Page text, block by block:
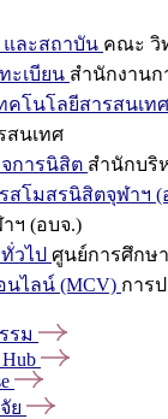
ละสถาบัน คณะ วิ
ะเบียน สำนักงานก
คโนโลยีสารสนเทศ
สนเทศ
การนิสิต สำนักบริ
สโมสรนิสิตจุฬาฯ (
ฯ (อบจ.)
วไป ศูนย์การศึกษ
นไลน์ (MCV) การ
รม
Hub
ย